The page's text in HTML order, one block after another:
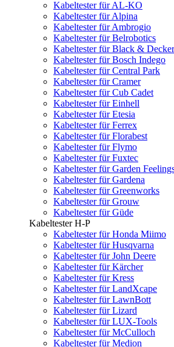
Kabeltester für AL-KO
Kabeltester für Alpina
Kabeltester für Ambrogio
Kabeltester für Belrobotics
Kabeltester für Black & Decker
Kabeltester für Bosch Indego
Kabeltester für Central Park
Kabeltester für Cramer
Kabeltester für Cub Cadet
Kabeltester für Einhell
Kabeltester für Etesia
Kabeltester für Ferrex
Kabeltester für Florabest
Kabeltester für Flymo
Kabeltester für Fuxtec
Kabeltester für Garden
Kabeltester für Gardena
Kabeltester für Greenworks
Kabeltester für Grouw
Kabeltester für Güde
Kabeltester H-P
Kabeltester für Honda Miimo
Kabeltester für Husqvarna
Kabeltester für John Deere
Kabeltester für Kärcher
Kabeltester für Kress
Kabeltester für LandXcape
Kabeltester für LawnBott
Kabeltester für Lizard
Kabeltester für LUX-Tools
Kabeltester für McCulloch
Kabeltester für Medion